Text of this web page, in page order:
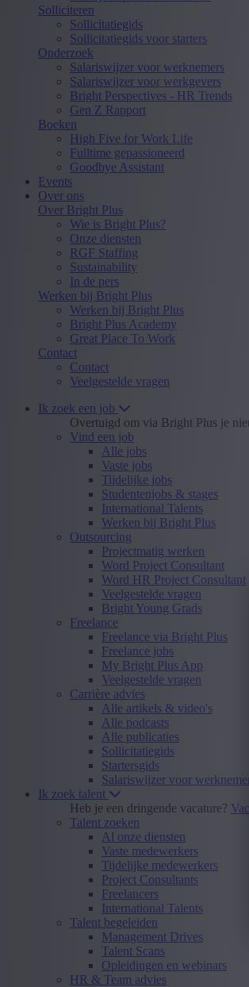
Solliciteren
Sollicitatiegids
Sollicitatiegids voor starters
Onderzoek
Salariswijzer voor werknemers
Salariswijzer voor werkgevers
Bright Perspectives - HR Trends
Gen Z Rapport
Boeken
High Five for Work Life
Fulltime gepassioneerd
Goodbye Assistant
Events
Over ons
Over Bright Plus
Wie is Bright Plus?
Onze diensten
RGF Staffing
Sustainability
In de pers
Werken bij Bright Plus
Werken bij Bright Plus
Bright Plus Academy
Great Place To Work
Contact
Contact
Veelgestelde vragen
Ik zoek een job
Overtuigd om via Bright Plus je
Vind een job
Alle jobs
Vaste jobs
Tijdelijke jobs
Studentenjobs & stages
International Talents
Werken bij Bright Plus
Outsourcing
Projectmatig werken
Word Project Consultant
Word HR Project Consultant
Veelgestelde vragen
Bright Young Grads
Freelance
Freelance via Bright Plus
Freelance jobs
My Bright Plus App
Veelgestelde vragen
Carrière advies
Alle artikels & video's
Alle podcasts
Alle publicaties
Sollicitatiegids
Startersgids
Salariswijzer voor
Ik zoek talent
Heb je een dringende vacature?
Talent zoeken
Al onze diensten
Vaste medewerkers
Tijdelijke medewerkers
Project Consultants
Freelancers
International Talents
Talent begeleiden
Management Drives
Talent Scans
Opleidingen en webinars
HR & Team advies